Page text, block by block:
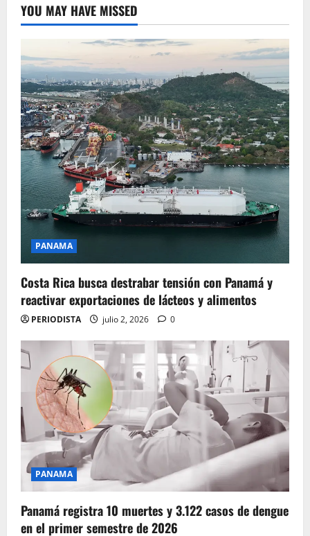
YOU MAY HAVE MISSED
PANAMA
Costa Rica busca destrabar tensión con Panamá y
reactivar exportaciones de lácteos y alimentos
PERIODISTA julio 2, 2026 0
PANAMA
Panamá registra 10 muertes y 3.122 casos de dengue
en el primer semestre de 2026